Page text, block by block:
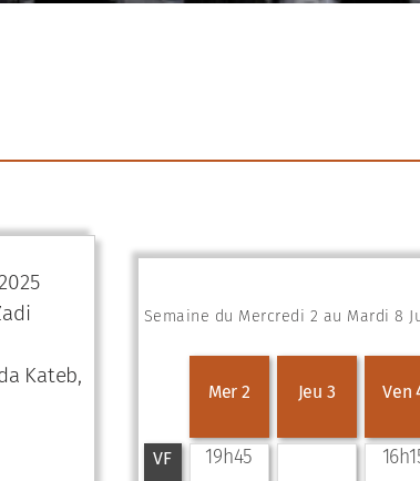
Kateb,
Semaine du Mercredi 2 au Mardi 8
Mer 2 Jeu 3 Ven
VF 19h45